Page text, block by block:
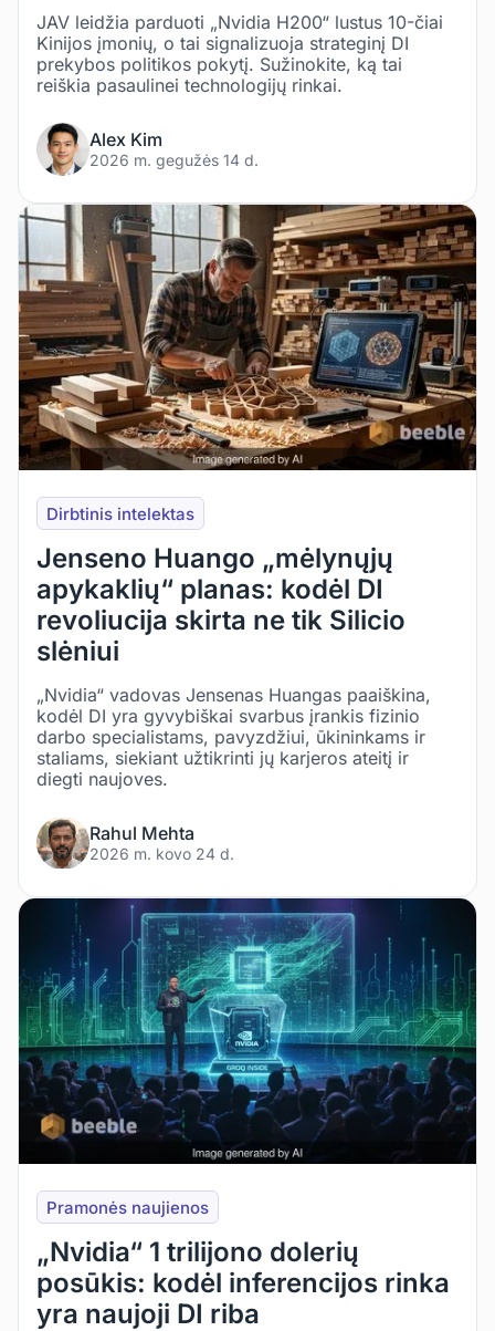
JAV leidžia parduoti „Nvidia H200“ lustus 10-čiai
Kinijos įmonių, o tai signalizuoja strateginį DI
prekybos politikos pokytį. Sužinokite, ką tai
reiškia pasaulinei technologijų rinkai.
Alex Kim
2026 m. gegužės 14 d.
Dirbtinis intelektas
Jenseno Huango „mėlynųjų
apykaklių“ planas: kodėl DI
revoliucija skirta ne tik Silicio
slėniui
„Nvidia“ vadovas Jensenas Huangas paaiškina,
kodėl DI yra gyvybiškai svarbus įrankis fizinio
darbo specialistams, pavyzdžiui, ūkininkams ir
staliams, siekiant užtikrinti jų karjeros ateitį ir
diegti naujoves.
Rahul Mehta
2026 m. kovo 24 d.
Pramonės naujienos
„Nvidia“ 1 trilijono dolerių
posūkis: kodėl inferencijos rinka
yra naujoji DI riba